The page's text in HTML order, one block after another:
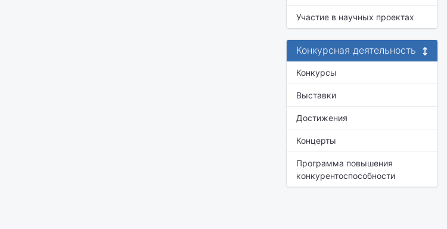
Участие в научных проектах
Конкурсная деятельность
Конкурсы
Выставки
Достижения
Концерты
Программа повышения
конкурентоспособности